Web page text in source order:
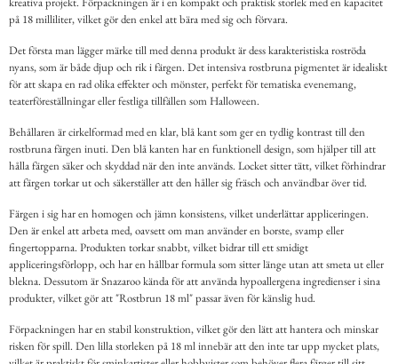
på 18 milliliter, vilket gör den enkel att bära med sig och förvara.
Det första man lägger märke till med denna produkt är dess karakteristiska roströda
nyans, som är både djup och rik i färgen. Det intensiva rostbruna pigmentet är idealiskt
för att skapa en rad olika effekter och mönster, perfekt för tematiska evenemang,
teaterföreställningar eller festliga tillfällen som Halloween.
Behållaren är cirkelformad med en klar, blå kant som ger en tydlig kontrast till den
rostbruna färgen inuti. Den blå kanten har en funktionell design, som hjälper till att
hålla färgen säker och skyddad när den inte används. Locket sitter tätt, vilket förhindrar
att färgen torkar ut och säkerställer att den håller sig fräsch och användbar över tid.
Färgen i sig har en homogen och jämn konsistens, vilket underlättar appliceringen.
Den är enkel att arbeta med, oavsett om man använder en borste, svamp eller
fingertopparna. Produkten torkar snabbt, vilket bidrar till ett smidigt
appliceringsförlopp, och har en hållbar formula som sitter länge utan att smeta ut eller
blekna. Dessutom är Snazaroo kända för att använda hypoallergena ingredienser i sina
produkter, vilket gör att "Rostbrun 18 ml" passar även för känslig hud.
Förpackningen har en stabil konstruktion, vilket gör den lätt att hantera och minskar
risken för spill. Den lilla storleken på 18 ml innebär att den inte tar upp mycket plats,